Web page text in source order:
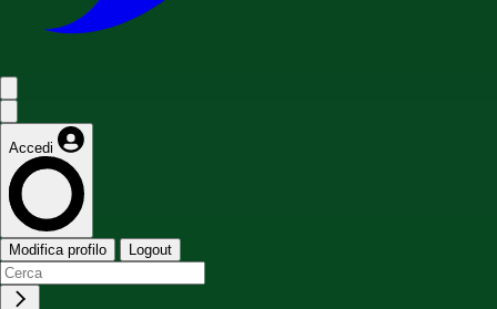
Accedi
Modifica profilo Logout